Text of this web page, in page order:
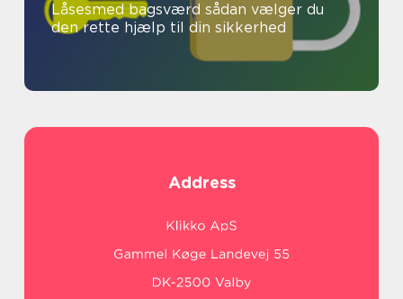
Låsesmed bagsværd sådan vælger du
den rette hjælp til din sikkerhed
Address